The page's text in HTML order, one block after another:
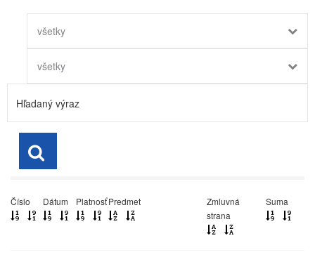
všetky
všetky
Číslo Dátum PlatnosťPredmet
Zmluvná
strana
Suma